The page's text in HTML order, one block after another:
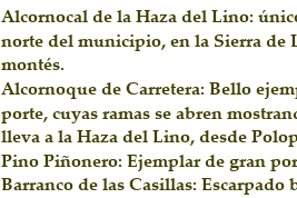
Alcornocal de la Haza del Lino:
norte del municipio, en la Sierra de
montés.
Alcornoque de Carretera: Bello
porte, cuyas ramas se abren
lleva a la Haza del Lino, desde
Pino Piñonero: Ejemplar de gran
Barranco de las Casillas: